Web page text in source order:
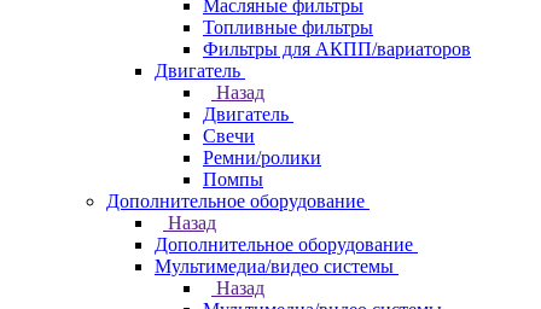
Масляные фильтры
Топливные фильтры
Фильтры для АКПП/вариаторов
Двигатель
Назад
Двигатель
Свечи
Ремни/ролики
Помпы
Дополнительное оборудование
Назад
Дополнительное оборудование
Мультимедиа/видео системы
Назад